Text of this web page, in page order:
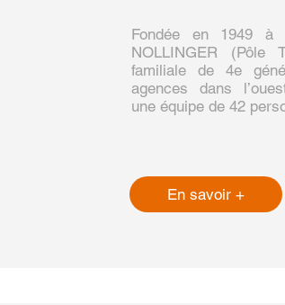
Fondée en 1949 à
NOLLINGER (Pôle
familiale de 4e
agences dans
une équipe de 42
En savoir +